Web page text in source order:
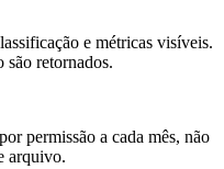
e métricas visíveis.
são retornados.
permissão a cada mês, não
arquivo.